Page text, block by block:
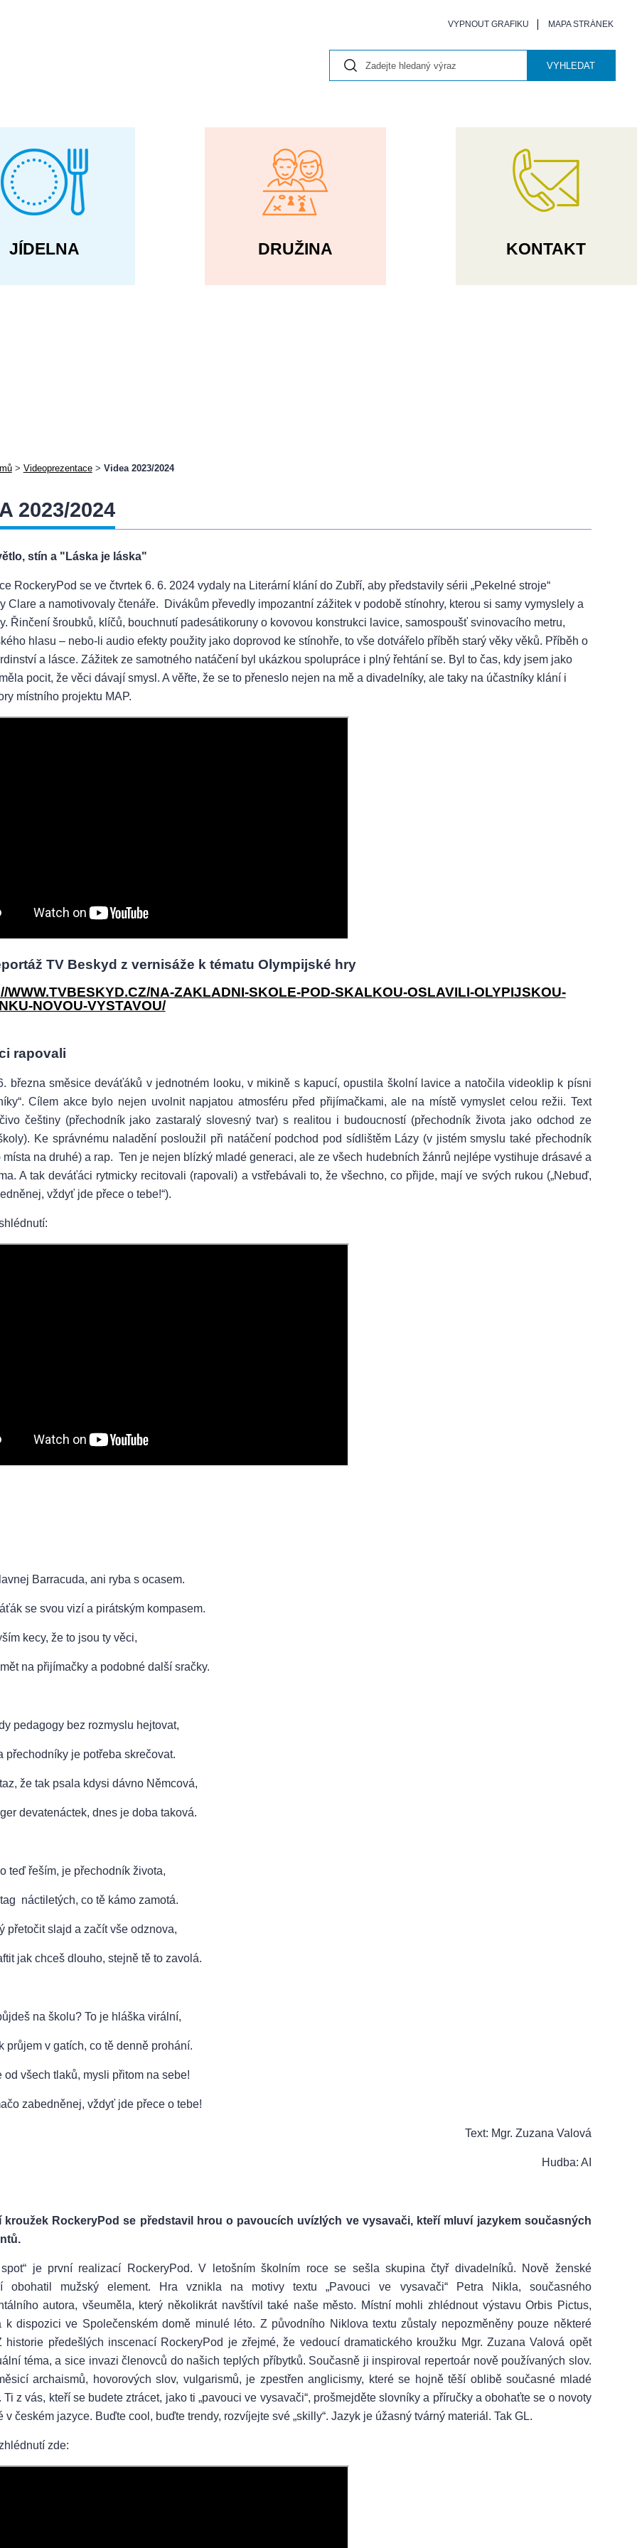
VYPNOUT GRAFIKU MAPA STRÁNEK
VYHLEDAT
JÍDELNA DRUŽINA KONTAKT
> Videoprezentace> Videa 2023/2024
2023/2024
stín a "Láska je láska"
RockeryPod se ve čtvrtek 6. 6. 2024 vydaly na Literární klání do Zubří, aby představily sérii „Pekelné stroje“
Clare a namotivovaly čtenáře. Divákům převedly impozantní zážitek v podobě stínohry, kterou si samy vymyslely a
Řinčení šroubků, klíčů, bouchnutí padesátikoruny o kovovou konstrukci lavice, samospoušť svinovacího metru,
hlasu – nebo-li audio efekty použity jako doprovod ke stínohře, to vše dotvářelo příběh starý věky věků. Příběh o
a lásce. Zážitek ze samotného natáčení byl ukázkou spolupráce i plný řehtání se. Byl to čas, kdy jsem jako
pocit, že věci dávají smysl. A věřte, že se to přeneslo nejen na mě a divadelníky, ale taky na účastníky klání i
místního projektu MAP.
TV Beskyd z vernisáže k tématu Olympijské hry
WWW.TVBESKYD.CZ/NA-ZAKLADNI-SKOLE-POD-SKALKOU-OSLAVILI-OLYPIJSKOU-
NOVOU-VYSTAVOU/
rapovali
března směsice deváťáků v jednotném looku, v mikině s kapucí, opustila školní lavice a natočila videoklip k písni
Cílem akce bylo nejen uvolnit napjatou atmosféru před přijímačkami, ale na místě vymyslet celou režii. Text
češtiny (přechodník jako zastaralý slovesný tvar) s realitou i budoucností (přechodník života jako odchod ze
Ke správnému naladění posloužil při natáčení podchod pod sídlištěm Lázy (v jistém smyslu také přechodník
místa na druhé) a rap. Ten je nejen blízký mladé generaci, ale ze všech hudebních žánrů nejlépe vystihuje drásavé a
A tak deváťáci rytmicky recitovali (rapovali) a vstřebávali to, že všechno, co přijde, mají ve svých rukou („Nebuď,
vždyť jde přece o tebe!“).
Barracuda, ani ryba s ocasem.
se svou vizí a pirátským kompasem.
kecy, že to jsou ty věci,
na přijímačky a podobné další sračky.
pedagogy bez rozmyslu hejtovat,
přechodníky je potřeba skrečovat.
že tak psala kdysi dávno Němcová,
devatenáctek, dnes je doba taková.
teď řeším, je přechodník života,
náctiletých, co tě kámo zamotá.
přetočit slajd a začít vše odznova,
jak chceš dlouho, stejně tě to zavolá.
na školu? To je hláška virální,
průjem v gatích, co tě denně prohání.
od všech tlaků, mysli přitom na sebe!
zabedněnej, vždyť jde přece o tebe!
Text: Mgr. Zuzana Valová
Hudba: AI
kroužek RockeryPod se představil hrou o pavoucích uvízlých ve vysavači, kteří mluví jazykem současných
spot“ je první realizací RockeryPod. V letošním školním roce se sešla skupina čtyř divadelníků. Nově ženské
obohatil mužský element. Hra vznikla na motivy textu „Pavouci ve vysavači“ Petra Nikla, současného
autora, všeuměla, který několikrát navštívil také naše město. Místní mohli zhlédnout výstavu Orbis Pictus,
k dispozici ve Společenském domě minulé léto. Z původního Niklova textu zůstaly nepozměněny pouze některé
historie předešlých inscenací RockeryPod je zřejmé, že vedoucí dramatického kroužku Mgr. Zuzana Valová opět
téma, a sice invazi členovců do našich teplých příbytků. Současně ji inspiroval repertoár nově používaných slov.
archaismů, hovorových slov, vulgarismů, je zpestřen anglicismy, které se hojně těší oblibě současné mladé
Ti z vás, kteří se budete ztrácet, jako ti „pavouci ve vysavači“, prošmejděte slovníky a příručky a obohaťte se o novoty
v českém jazyce. Buďte cool, buďte trendy, rozvíjejte své „skilly“. Jazyk je úžasný tvárný materiál. Tak GL.
zde: